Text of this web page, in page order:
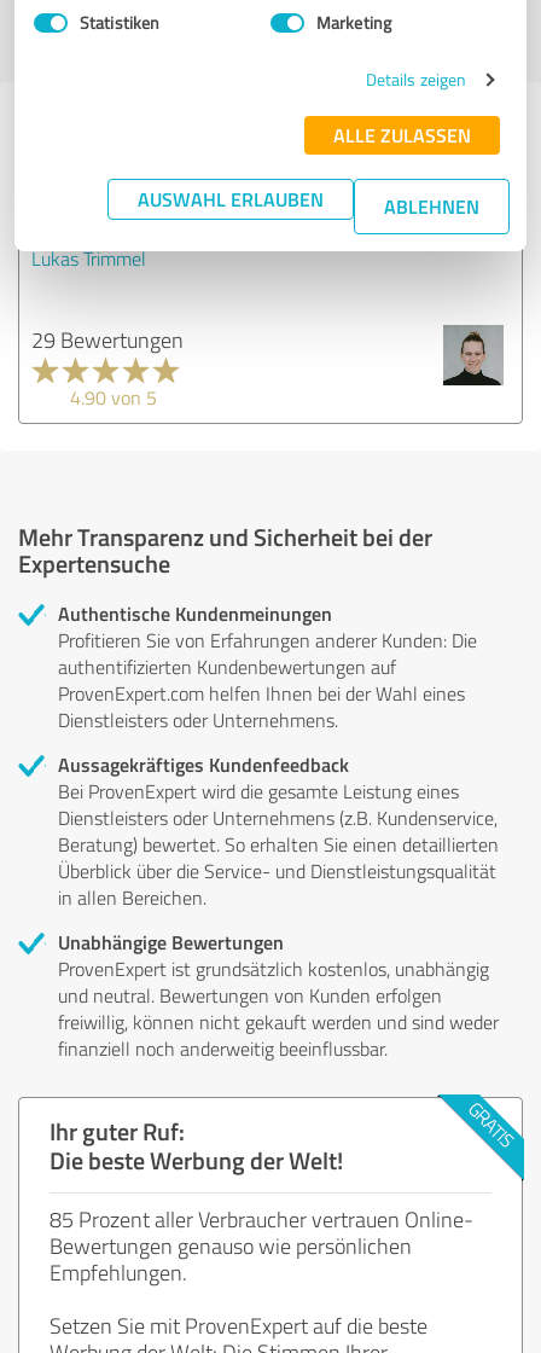
Statistiken Marketing
Details zeigen
ALLE ZULASSEN
AUSWAHL ERLAUBEN ABLEHNEN
Profil aktiv seit 13.02.2023 | Letzte Aktualisierung: 13.02.2023
Erfahrungen zu weiteren
Anbietern aus dem Bereich
Beratung
Lukas Trimmel
29 Bewertungen
4.90 von 5
Mehr Transparenz und Sicherheit bei der
Expertensuche
Authentische Kundenmeinungen
Profitieren Sie von Erfahrungen anderer Kunden: Die
authentifizierten Kundenbewertungen auf
ProvenExpert.com helfen Ihnen bei der Wahl eines
Dienstleisters oder Unternehmens.
Aussagekräftiges Kundenfeedback
Bei ProvenExpert wird die gesamte Leistung eines
Dienstleisters oder Unternehmens (z.B. Kundenservice,
Beratung) bewertet. So erhalten Sie einen detaillierten
Überblick über die Service- und Dienstleistungsqualität
in allen Bereichen.
Unabhängige Bewertungen
ProvenExpert ist grundsätzlich kostenlos, unabhängig
und neutral. Bewertungen von Kunden erfolgen
freiwillig, können nicht gekauft werden und sind weder
finanziell noch anderweitig beeinflussbar.
Ihr guter Ruf:
Die beste Werbung der Welt!
85 Prozent aller Verbraucher vertrauen Online-
Bewertungen genauso wie persönlichen
Empfehlungen.
Setzen Sie mit ProvenExpert auf die beste